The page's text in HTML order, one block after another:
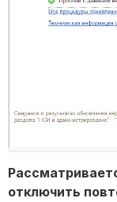
отключить